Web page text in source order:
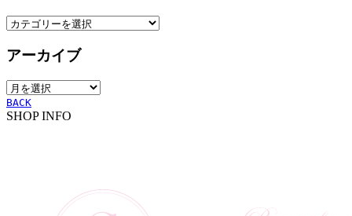
カ
ゴ
ー
アーカイブ
ア
ー
カ
BACK
SHOP INFO